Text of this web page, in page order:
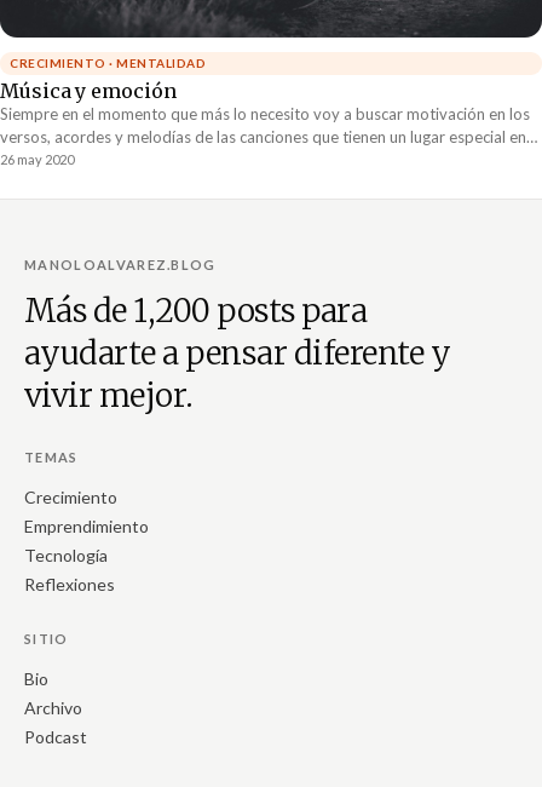
CRECIMIENTO · MENTALIDAD
Música y emoción
Siempre en el momento que más lo necesito voy a buscar motivación en los
versos, acordes y melodías de las canciones que tienen un lugar especial en
mi corazón. Al día de hoy, nunca me ha defraudado.
26 may 2020
MANOLOALVAREZ.BLOG
Más de 1,200 posts para
ayudarte a pensar diferente y
vivir mejor.
TEMAS
Crecimiento
Emprendimiento
Tecnología
Reflexiones
SITIO
Bio
Archivo
Podcast